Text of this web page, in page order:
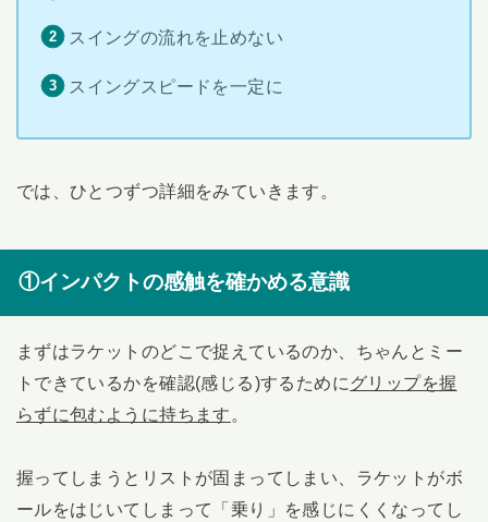
スイングの流れを止めない
スイングスピードを一定に
では、ひとつずつ詳細をみていきます。
①インパクトの感触を確かめる意識
まずはラケットのどこで捉えているのか、ちゃんとミー
トできているかを確認(感じる)するためにグリップを握
らずに包むように持ちます 。
握ってしまうとリストが固まってしまい、ラケットがボ
ールをはじいてしまって「乗り」を感じにくくなってし